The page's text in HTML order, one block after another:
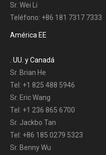
Sr. Wei Li
Teléfono: +86 181 7317 7333
América EE
. UU. y Canadá
Sr. Brian He
Tel: +1 825 488 5946
Sr. Eric Wang
Tel: +1 236 865 6700
Sr. Jackbo Tan
Tel: +86 185 0279 5323
Sr. Benny Wu